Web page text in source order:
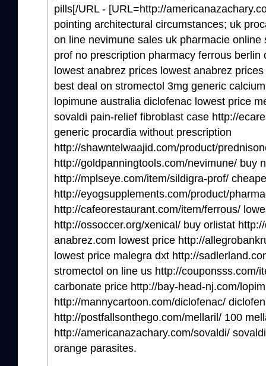
pills[/URL - [URL=http://
pointing architectural circumstances; uk
on line nevimune sales uk pharmacie
prof no prescription pharmacy ferrous
lowest anabrez prices lowest anabrez
best deal on stromectol 3mg generic
lopimune australia diclofenac lowest price
sovaldi pain-relief fibroblast case http://
generic procardia without prescription
http://shawntelwaajid.com/product/
http://goldpanningtools.com/nevimune/ buy
http://mplseye.com/item/sildigra-prof/
http://eyogsupplements.com/product/
http://cafeorestaurant.com/item/ferrous/
http://ossoccer.org/xenical/ buy orlistat
anabrez.com lowest price http://
lowest price malegra dxt http://
stromectol on line us http://couponsss.com/
carbonate price http://bay-head-nj.com/
http://mannycartoon.com/diclofenac/
http://postfallsonthego.com/mellaril/ 100
http://americanazachary.com/sovaldi/
orange parasites.